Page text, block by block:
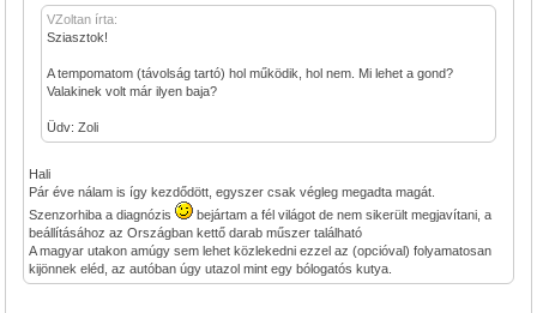
VZoltan írta:
Sziasztok!
A tempomatom (távolság tartó) hol működik, hol nem. Mi lehet a gond?
Valakinek volt már ilyen baja?
Üdv: Zoli
Hali
Pár éve nálam is így kezdődött, egyszer csak végleg megadta magát.
Szenzorhiba a diagnózis
bejártam a fél világot de nem sikerült megjavítani, a
beállításához az Országban kettő darab műszer található
A magyar utakon amúgy sem lehet közlekedni ezzel az (opcióval) folyamatosan
kijönnek eléd, az autóban úgy utazol mint egy bólogatós kutya.